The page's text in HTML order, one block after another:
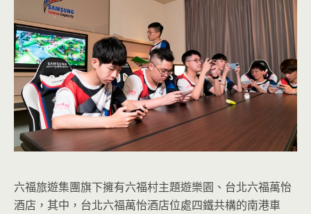
六福旅遊集團旗下擁有六福村主題遊樂園、台北六福萬怡
酒店，其中，台北六福萬怡酒店位處四鐵共構的南港車